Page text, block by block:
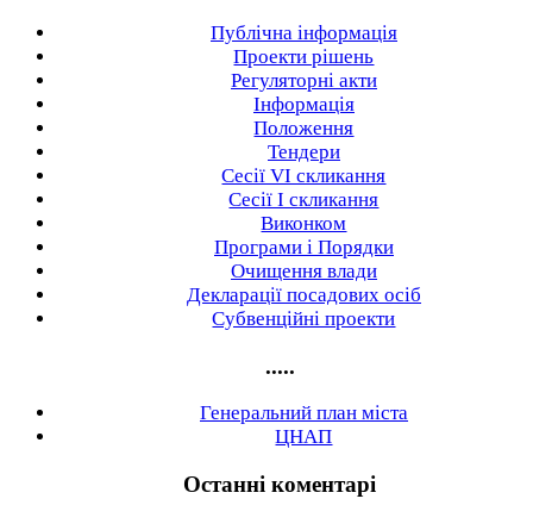
Публічна інформація
Проекти рішень
Регуляторні акти
Інформація
Положення
Тендери
Сесії VI скликання
Сесії I скликання
Виконком
Програми і Порядки
Очищення влади
Декларації посадових осіб
Субвенційні проекти
.....
Генеральний план міста
ЦНАП
Останні коментарі